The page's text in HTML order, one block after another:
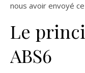
nous avoir envoyé ce
Le
ABS6